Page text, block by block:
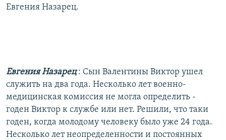
Евгения Назарец.
Евгения Назарец: Сын Валентины Виктор ушел
служить на два года. Несколько лет военно-
медицинская комиссия не могла определить -
годен Виктор к службе или нет. Решили, что таки
годен, когда молодому человеку было уже 24 года.
Несколько лет неопределенности и постоянных